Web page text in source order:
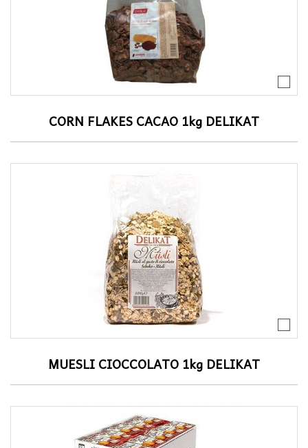
CORN FLAKES CACAO 1kg DELIKAT
MUESLI CIOCCOLATO 1kg DELIKAT